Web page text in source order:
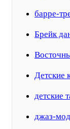
барре-
Брейк
Детские
детские
джаз-